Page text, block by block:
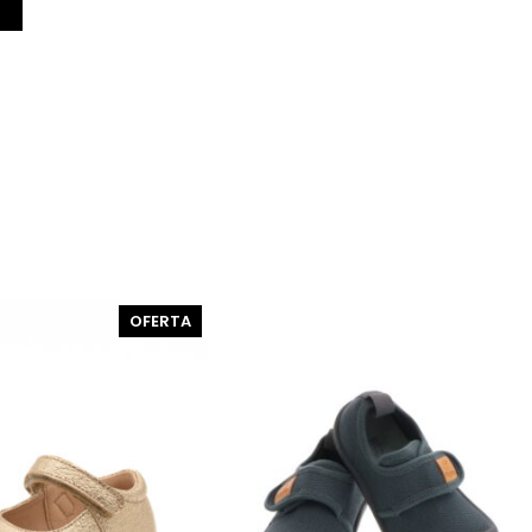
OFERTAPRODUCTO
EN